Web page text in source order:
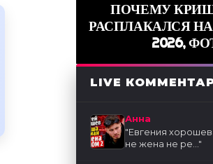
ПОЧЕМУ
РАСПЛАКАЛСЯ
2026,
LIVE
Анна
"Евгения
не жена не ре..."